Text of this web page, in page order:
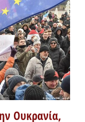
Ουκρανία,